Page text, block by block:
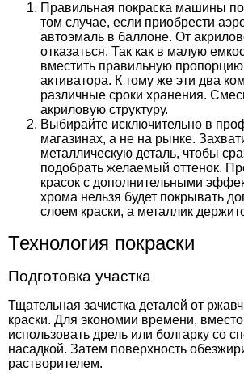
Правильная покраска машины
том случае, если приобрести
автоэмаль в баллоне. От
отказаться. Так как в малую
вместить правильную
активатора. К тому же эти два
различные сроки хранения.
акриловую структуру.
Выбирайте исключительно в
магазинах, а не на рынке.
металлическую деталь, чтобы
подобрать желаемый оттенок.
красок с дополнительными
хрома нельзя будет покрывать
слоем краски, а металлик
Технология покраски
Подготовка участка
Тщательная зачистка деталей от
краски. Для экономии времени,
использовать дрель или болгарку со
насадкой. Затем поверхность
растворителем.